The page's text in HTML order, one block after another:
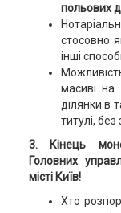
польових
стосовно
інші
масиві на
ділянки в
титулі,
3. Кінець
Головних
місті Київ!
Хто